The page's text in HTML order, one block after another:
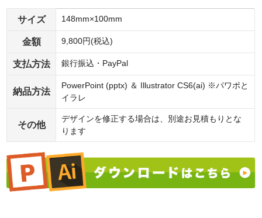
サイズ 148mm×100mm
金額 9,800円(税込)
支払方法 銀行振込・PayPal
納品方法
PowerPoint (pptx) ＆ Illustrator CS6(ai) ※パワポと
イラレ
その他
デザインを修正する場合は、別途お見積もりとな
ります